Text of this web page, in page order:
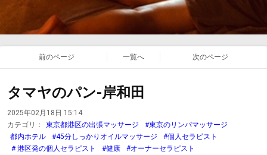
前のページ 一覧へ 次のページ
タマヤのパン-岸和田
2025年02月18日 15:14
カテゴリ：
東京都港区の出張マッサージ
#東京のリンパマッサージ
都内ホテル
#45分しっかりオイルマッサージ
#個人セラピスト
＃港区発の個人セラピスト
#健康
#オーナーセラピスト